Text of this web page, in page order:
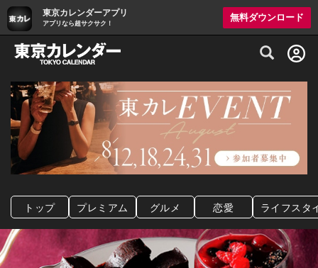
東京カレンダーアプリ
アプリなら超サクサク！
無料ダウンロード
グルメ情報・プレミアムレストラン予約
トップ プレミアム グルメ 恋愛 ライフスタ